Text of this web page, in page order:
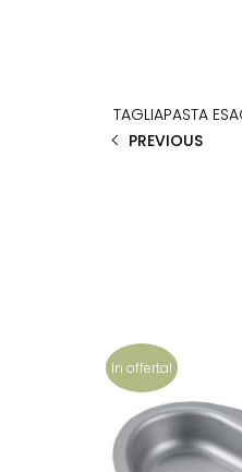
TAGLIAPASTA
PREVIOUS
In offerta!